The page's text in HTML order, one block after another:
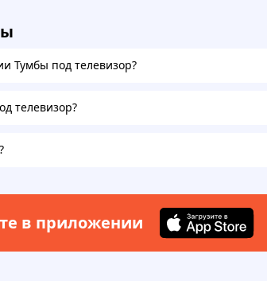
Тумбы под телевизор?
телевизор?
в приложении